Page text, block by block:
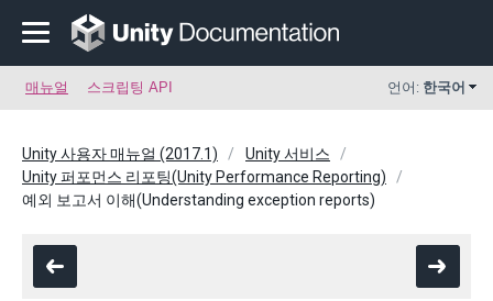
매뉴얼 스크립팅 API 언어: 한국어
Unity 사용자 매뉴얼 (2017.1)
Unity 서비스
Unity 퍼포먼스 리포팅(Unity Performance Reporting)
예외 보고서 이해(Understanding exception reports)